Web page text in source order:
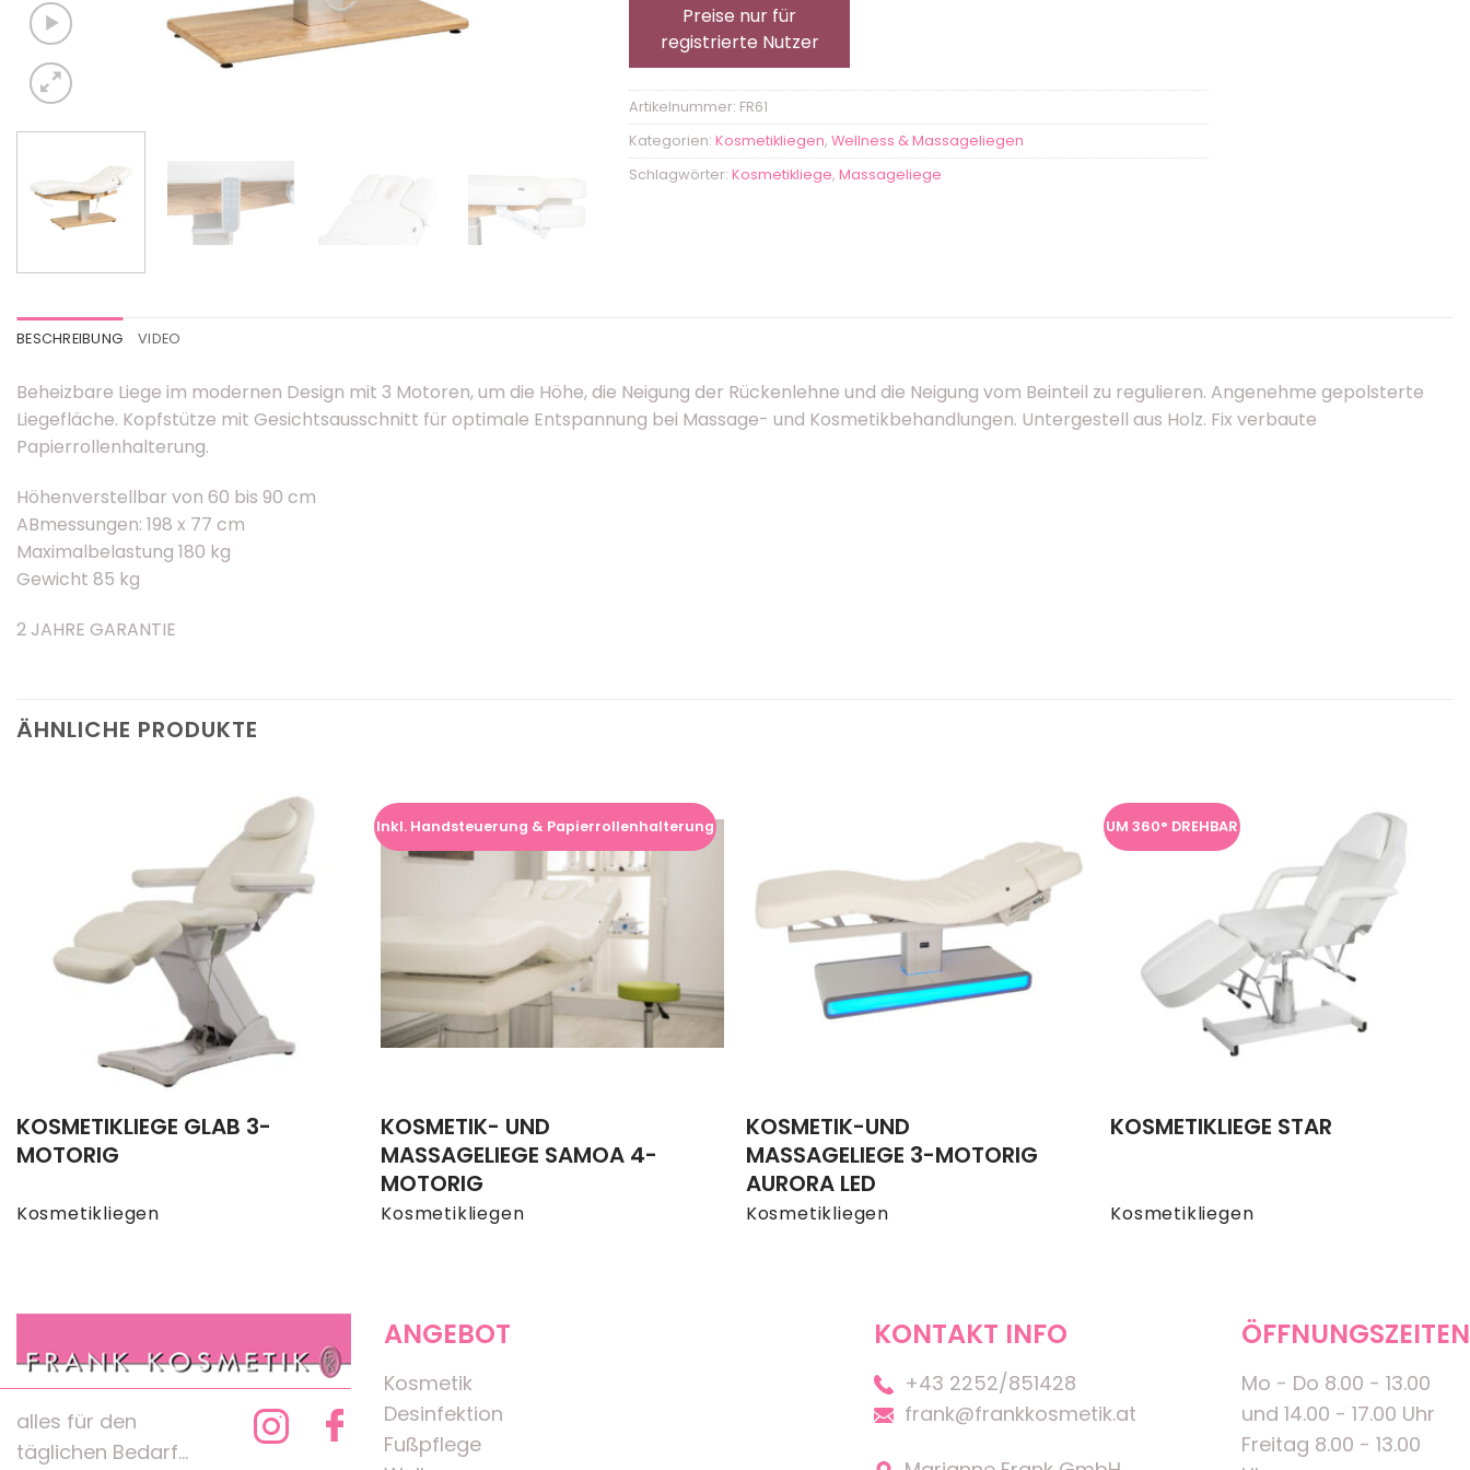
Preise nur für
registrierte Nutzer
Artikelnummer: FR61
Kategorien: Kosmetikliegen, Wellness & Massageliegen
Schlagwörter: Kosmetikliege, Massageliege
BESCHREIBUNG VIDEO
Beheizbare Liege im modernen Design mit 3 Motoren, um die Höhe, die Neigung der Rückenlehne und die Neigung vom Beinteil zu regulieren. Angenehme gepolsterte
Liegefläche. Kopfstütze mit Gesichtsausschnitt für optimale Entspannung bei Massage- und Kosmetikbehandlungen. Untergestell aus Holz. Fix verbaute
Papierrollenhalterung.
Höhenverstellbar von 60 bis 90 cm
ABmessungen: 198 x 77 cm
Maximalbelastung 180 kg
Gewicht 85 kg
2 JAHRE GARANTIE
ÄHNLICHE PRODUKTE
Kosmetikliegen
KOSMETIKLIEGE GLAB 3-
MOTORIG
Inkl. Handsteuerung & Papierrollenhalterung
Kosmetikliegen
KOSMETIK- UND
MASSAGELIEGE SAMOA 4-
MOTORIG
Kosmetikliegen
KOSMETIK-UND
MASSAGELIEGE 3-MOTORIG
AURORA LED
UM 360° DREHBAR
Kosmetikliegen
KOSMETIKLIEGE STAR
alles für den
täglichen Bedarf...
ANGEBOT
Kosmetik
Desinfektion
Fußpflege
KONTAKT INFO
+43 2252/851428
frank@frankkosmetik.at
ÖFFNUNGSZEITEN
Mo - Do 8.00 - 13.00
und 14.00 - 17.00 Uhr
Freitag 8.00 - 13.00